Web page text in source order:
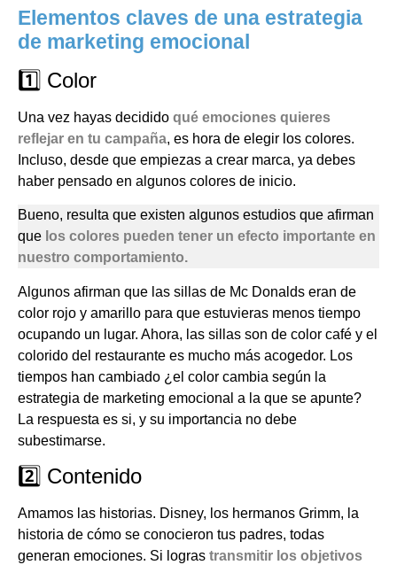
Elementos claves de una estrategia
de marketing emocional
1️⃣ Color
Una vez hayas decidido qué emociones quieres
reflejar en tu campaña, es hora de elegir los colores.
Incluso, desde que empiezas a crear marca, ya debes
haber pensado en algunos colores de inicio.
Bueno, resulta que existen algunos estudios que afirman
que los colores pueden tener un efecto importante en
nuestro comportamiento.
Algunos afirman que las sillas de Mc Donalds eran de
color rojo y amarillo para que estuvieras menos tiempo
ocupando un lugar. Ahora, las sillas son de color café y el
colorido del restaurante es mucho más acogedor. Los
tiempos han cambiado ¿el color cambia según la
estrategia de marketing emocional a la que se apunte?
La respuesta es si, y su importancia no debe
subestimarse.
2️⃣ Contenido
Amamos las historias. Disney, los hermanos Grimm, la
historia de cómo se conocieron tus padres, todas
generan emociones. Si logras transmitir los objetivos